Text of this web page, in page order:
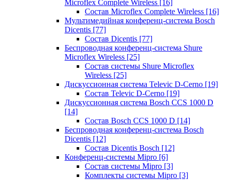
Microflex Complete Wireless [16]
Состав Microflex Complete Wireless [16]
Мультимедийная конференц-система Bosch
Dicentis [77]
Состав Dicentis [77]
Беспроводная конференц-система Shure
Microflex Wireless [25]
Состав системы Shure Microflex
Wireless [25]
Дискуссионная система Televic D-Cerno [19]
Состав Televic D-Cerno [19]
Дискуссионная система Bosch CCS 1000 D
[14]
Состав Bosch CCS 1000 D [14]
Беспроводная конференц-система Bosch
Dicentis [12]
Состав Dicentis Bosch [12]
Конференц-системы Mipro [6]
Состав системы Mipro [3]
Комплекты системы Mipro [3]